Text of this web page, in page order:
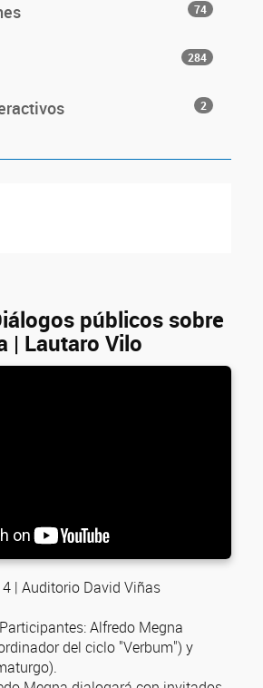
74
284
2
públicos sobre
| Lautaro Vilo
| Auditorio David Viñas
Alfredo Megna
del ciclo "Verbum") y